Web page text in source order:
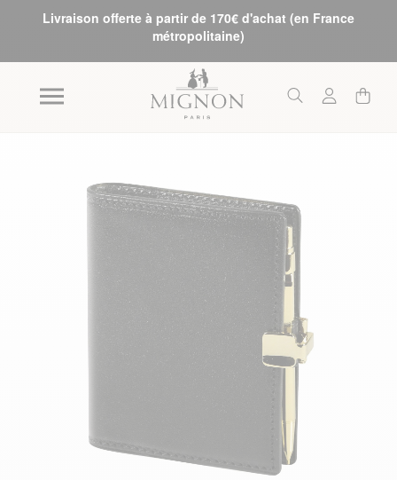
Livraison offerte à partir de 170€ d'achat (en France
métropolitaine)